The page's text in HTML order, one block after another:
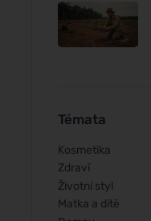
Témata
Kosmetika
Zdraví
Životní styl
Matka a dítě